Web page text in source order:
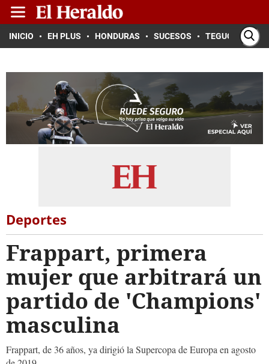
INICIO EH PLUS HONDURAS SUCESOS TEGUCIGALPA
Deportes
Frappart, primera
mujer que arbitrará un
partido de 'Champions'
masculina
Frappart, de 36 años, ya dirigió la Supercopa de Europa en agosto